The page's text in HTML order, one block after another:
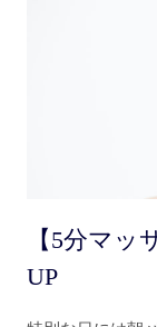
【5分マッ
UP